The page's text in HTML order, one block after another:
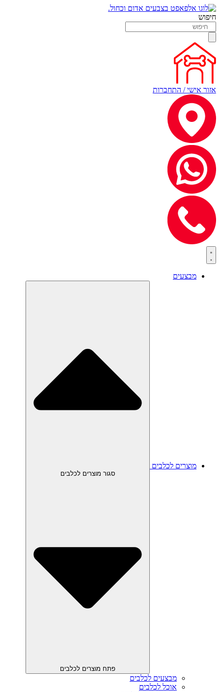
חיפוש
אזור אישי / התחברות
מבצעים
מוצרים לכלבים
סגור מוצרים לכלבים
פתח מוצרים לכלבים
מבצעים לכלבים
אוכל לכלבים